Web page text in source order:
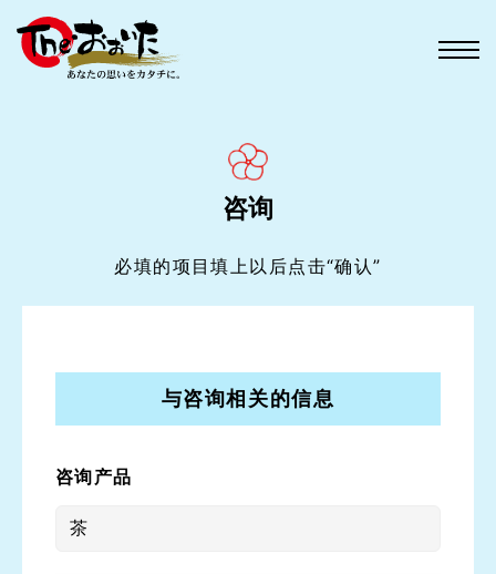
咨询
必填的项目填上以后点击“确认”
与咨询相关的信息
咨询产品